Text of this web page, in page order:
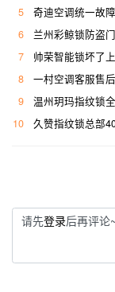
5
奇迪空调统一故
6
兰州彩鲸锁防盗
7
帅荣智能锁坏了
8
一村空调客服售
9
温州玥玛指纹锁
10
久赞指纹锁总部
请先登录后再评论~